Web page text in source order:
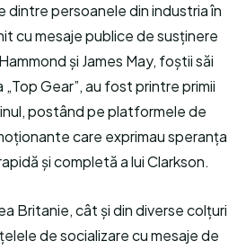
dintre persoanele din industria în
cu mesaje publice de susținere
și James May, foștii săi
Gear”, au fost printre primii
postând pe platformele de
care exprimau speranța
și completă a lui Clarkson.
Britanie, cât și din diverse colțuri
de socializare cu mesaje de